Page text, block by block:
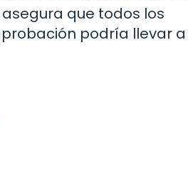
que todos los
podría llevar a